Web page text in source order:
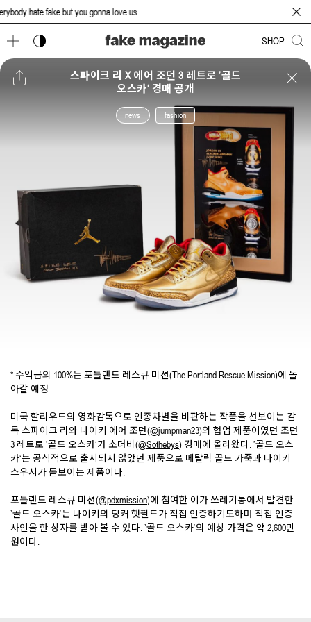
hate fake but you gonna love us.
다크 모드 토글 SHOP
스파이크 리 X 에어 조던 3 레트로 ’골드
오스카‘ 경매 공개
news fashion
* 수익금의 100%는 포틀랜드 레스큐 미션(The Portland Rescue Mission)에 돌
아갈 예정
미국 할리우드의 영화감독으로 인종차별을 비판하는 작품을 선보이는 감
독 스파이크 리와 나이키 에어 조던(@jumpman23)의 협업 제품이였던 조던
3 레트로 ’골드 오스카‘가 소더비(@Sothebys) 경매에 올라왔다. ’골드 오스
카‘는 공식적으로 출시되지 않았던 제품으로 메탈릭 골드 가죽과 나이키
스우시가 돋보이는 제품이다.
포틀랜드 레스큐 미션(@pdxmission)에 참여한 이가 쓰레기통에서 발견한
’골드 오스카‘는 나이키의 팅커 햇필드가 직접 인증하기도하며 직접 인증
사인을 한 상자를 받아 볼 수 있다. ’골드 오스카‘의 예상 가격은 약 2,600만
원이다.